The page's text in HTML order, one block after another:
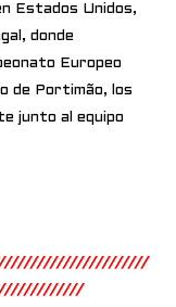
Estados Unidos,
donde
Europeo
de Portimão, los
junto al equipo